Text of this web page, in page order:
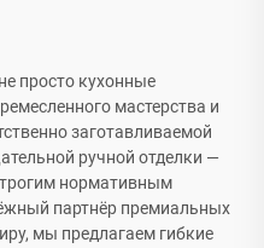
просто кухонные
мастерства и
заготавливаемой
ручной отделки —
нормативным
партнёр премиальных
мы предлагаем гибкие